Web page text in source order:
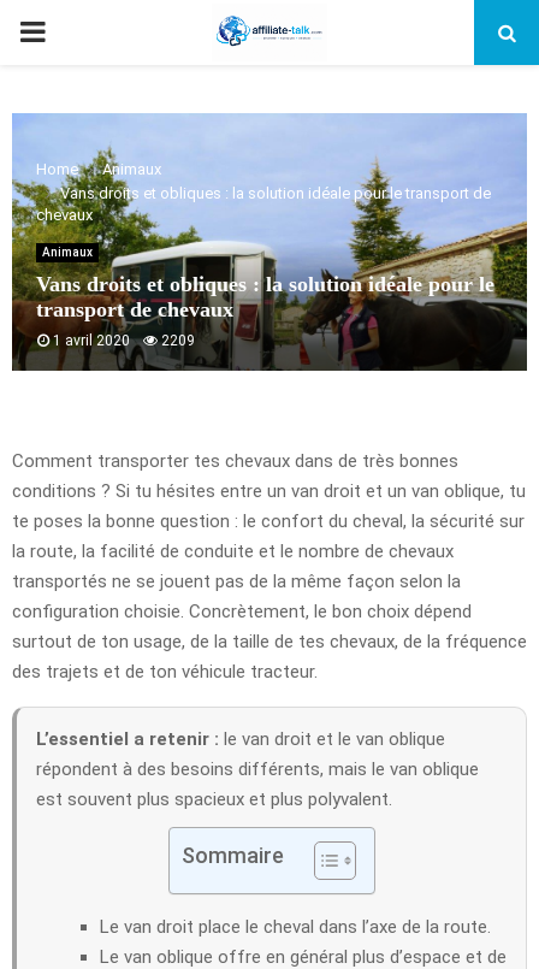
PRIMARY
Home
Animaux
Vans droits et obliques : la solution idéale pour le transport de
chevaux
Animaux
Vans droits et obliques : la solution idéale pour le
transport de chevaux
1 avril 2020 2209
Comment transporter tes chevaux dans de très bonnes
conditions ? Si tu hésites entre un van droit et un van oblique, tu
te poses la bonne question : le confort du cheval, la sécurité sur
la route, la facilité de conduite et le nombre de chevaux
transportés ne se jouent pas de la même façon selon la
configuration choisie. Concrètement, le bon choix dépend
surtout de ton usage, de la taille de tes chevaux, de la fréquence
des trajets et de ton véhicule tracteur.
L’essentiel a retenir : le van droit et le van oblique
répondent à des besoins différents, mais le van oblique
est souvent plus spacieux et plus polyvalent.
Sommaire
Le van droit place le cheval dans l’axe de la route.
Le van oblique offre en général plus d’espace et de